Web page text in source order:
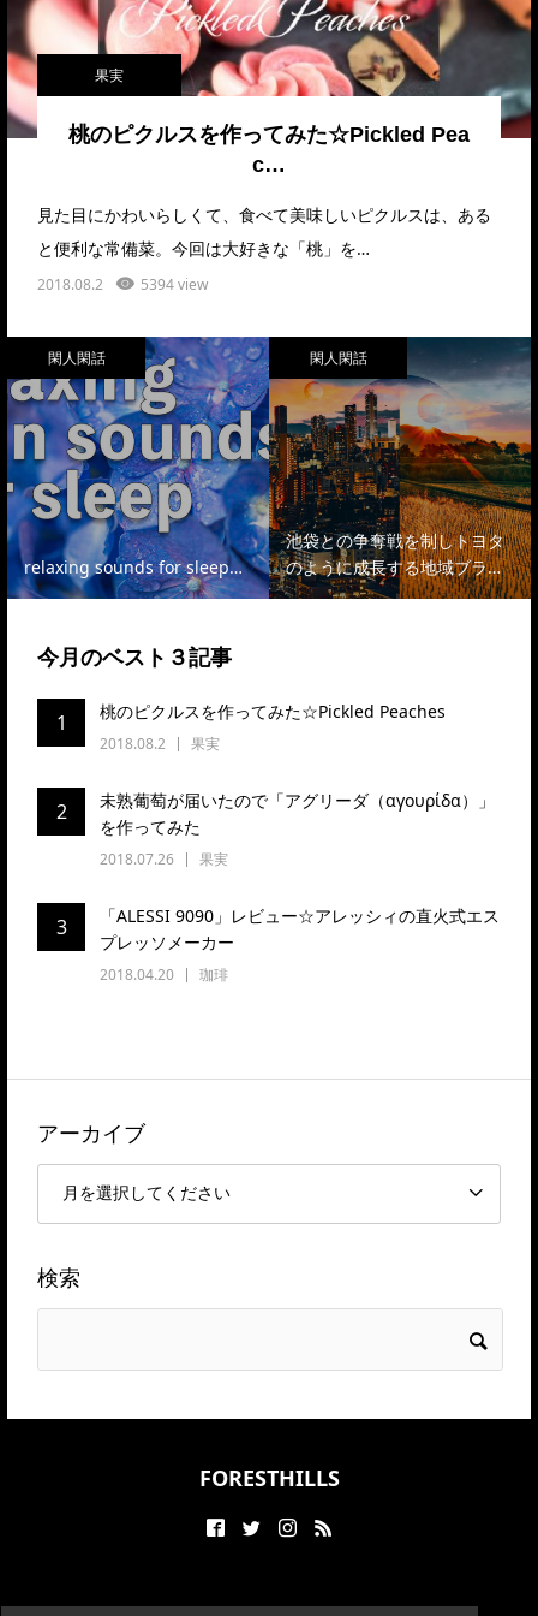
果実
桃のピクルスを作ってみた☆Pickled Pea
c…
見た目にかわいらしくて、食べて美味しいピクルスは、ある
と便利な常備菜。今回は大好きな「桃」を…
2018.08.2 5394 view
閑人閑話
relaxing sounds for sleep…
閑人閑話
池袋との争奪戦を制しトヨタ
のように成長する地域ブラ…
今月のベスト３記事
1 桃のピクルスを作ってみた☆Pickled Peaches
2018.08.2 果実
2
未熟葡萄が届いたので「アグリーダ（αγουρίδα）」
を作ってみた
2018.07.26 果実
3
「ALESSI 9090」レビュー☆アレッシィの直火式エス
プレッソメーカー
2018.04.20 珈琲
アーカイブ
検索
FORESTHILLS